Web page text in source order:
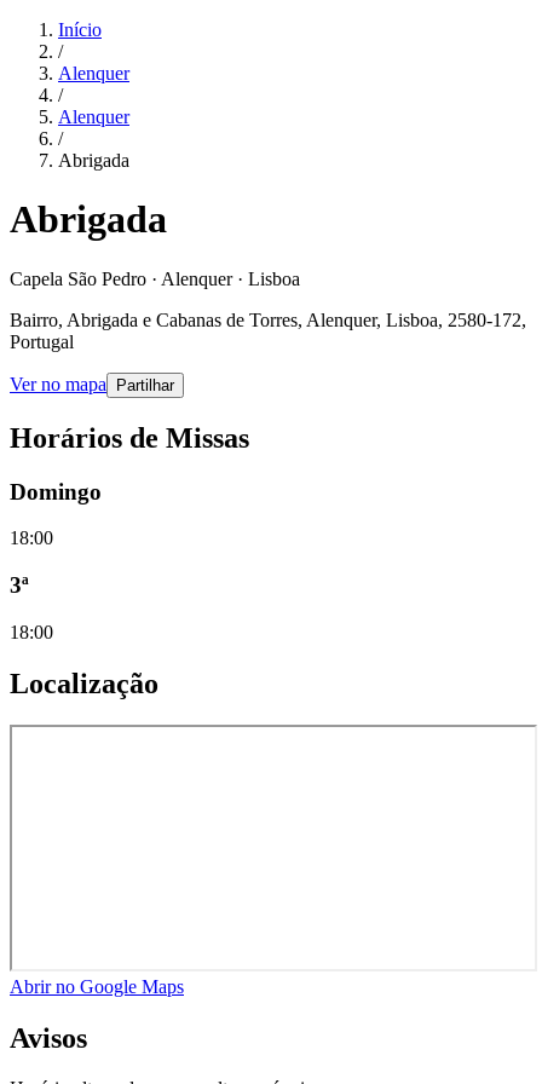
Início
/
Alenquer
/
Alenquer
/
Abrigada
Abrigada
Capela São Pedro · Alenquer · Lisboa
Bairro, Abrigada e Cabanas de Torres, Alenquer, Lisboa, 2580-172,
Portugal
Ver no mapa Partilhar
Horários de Missas
Domingo
18:00
3ª
18:00
Localização
Abrir no Google Maps
Avisos